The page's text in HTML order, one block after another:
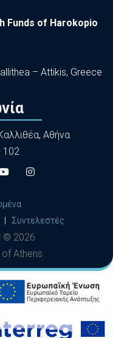
Funds of Harokopio
– Attikis, Greece
Αθήνα
102
Συντελεστές
© 2026
Athens